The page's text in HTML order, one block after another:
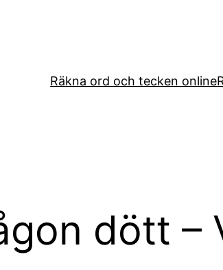
Räkna ord och tecken online
dött –